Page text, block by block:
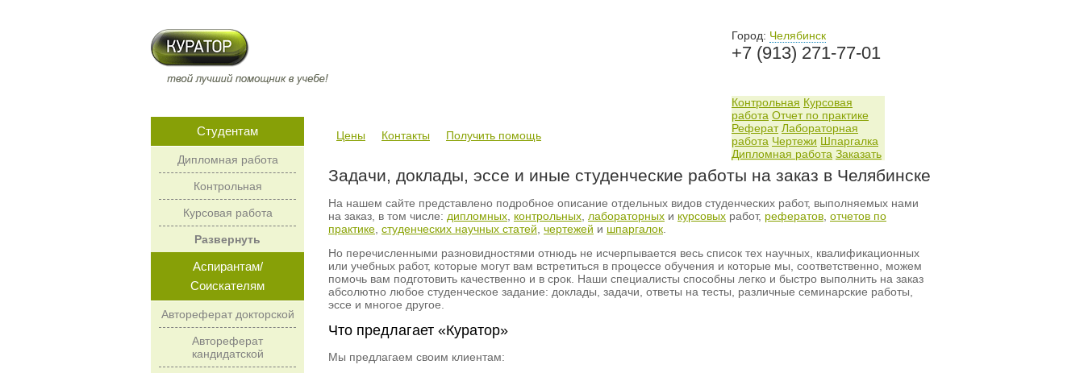
Студентам
Дипломная работа
Контрольная
Курсовая работа
Развернуть
Аспирантам/
Соискателям
Автореферат докторской
Автореферат
кандидатской
Город: Челябинск
+7 (913) 271-77-01
Контрольная Курсовая
работа Отчет по практике
Реферат Лабораторная
работа Чертежи Шпаргалка
Дипломная работа Заказать
Цены Контакты Получить помощь
Задачи, доклады, эссе и иные студенческие работы на заказ в Челябинске
На нашем сайте представлено подробное описание отдельных видов студенческих работ, выполняемых нами
на заказ, в том числе: дипломных контрольных лабораторных и курсовых работ, рефератов отчетов по
практике студенческих научных статей чертежей и шпаргалок
Но перечисленными разновидностями отнюдь не исчерпывается весь список тех научных, квалификационных
или учебных работ, которые могут вам встретиться в процессе обучения и которые мы, соответственно, можем
помочь вам подготовить качественно и в срок. Наши специалисты способны легко и быстро выполнить на заказ
абсолютно любое студенческое задание: доклады, задачи, ответы на тесты, различные семинарские работы,
эссе и многое другое.
Что предлагает «Куратор»
Мы предлагаем своим клиентам: